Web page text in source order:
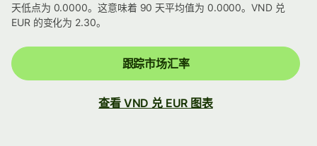
天低点为 0.0000。这意味着 90 天平均值为 0.0000。VND 兑
EUR 的变化为 2.30。
跟踪市场汇率
查看 VND 兑 EUR 图表